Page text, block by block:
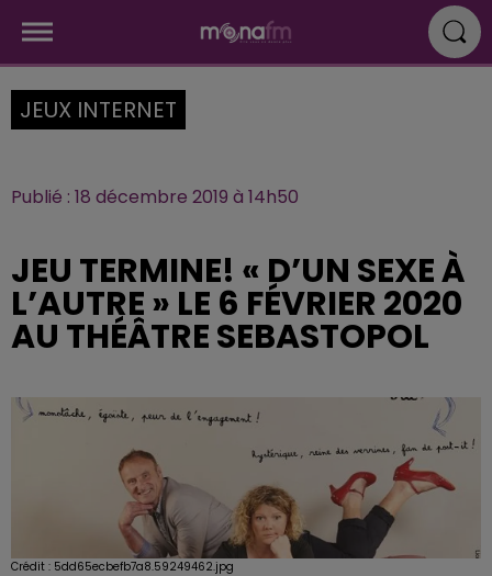
JEUX INTERNET
Publié : 18 décembre 2019 à 14h50
JEU TERMINE! « D’UN SEXE À
L’AUTRE » LE 6 FÉVRIER 2020
AU THÉÂTRE SEBASTOPOL
Crédit : 5dd65ecbefb7a8.59249462.jpg